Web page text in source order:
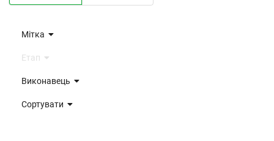
Мітка
Етап
Виконавець
Сортувати